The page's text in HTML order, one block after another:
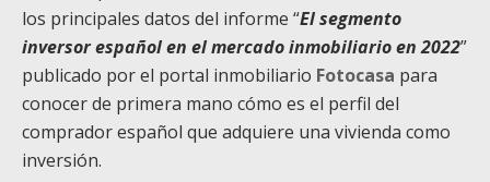
los principales datos del informe “El segmento
inversor español en el mercado inmobiliario en 2022”
publicado por el portal inmobiliario Fotocasa para
conocer de primera mano cómo es el perfil del
comprador español que adquiere una vivienda como
inversión.